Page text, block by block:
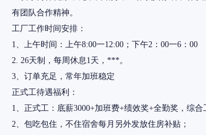
有团队合作精神。
工厂工作时间安排：
1、上午时间：上午8:00一12:00；下午2：00一6：00
2. 26天制，每周休息1天，***。
3、订单充足，常年加班稳定
正式工待遇福利：
1、正式工：底薪3000+加班费+绩效奖+全勤奖，综合
2、包吃包住，不住宿舍每月另外发放住房补贴；